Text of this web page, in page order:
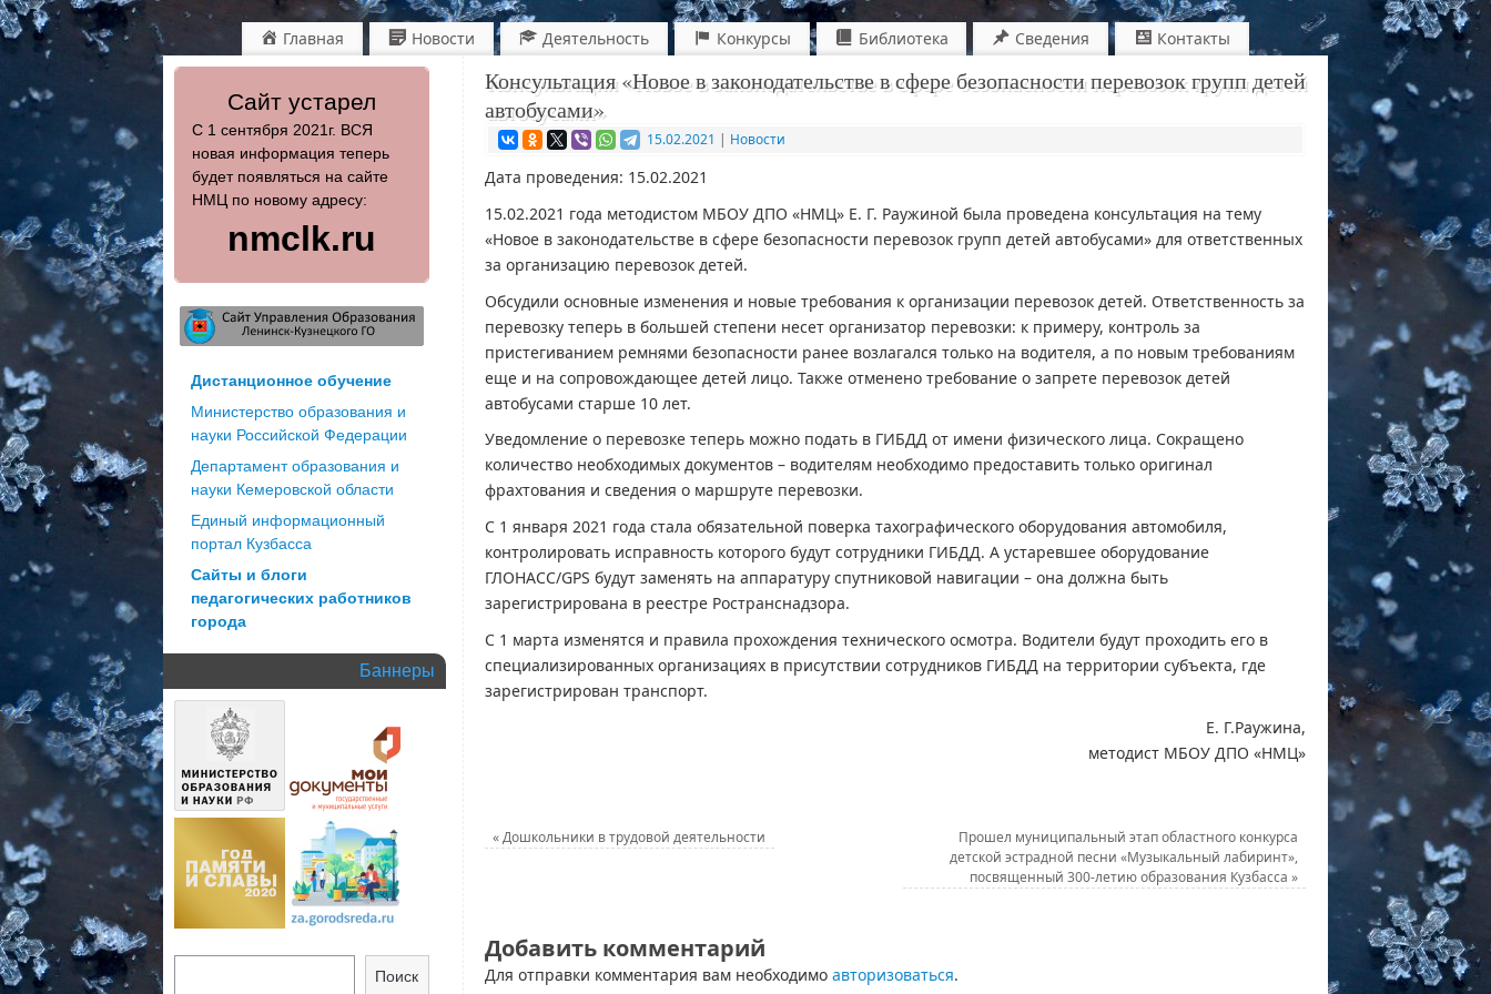
Главная Новости Деятельность Конкурсы Библиотека Сведения Контакты
Консультация «Новое в законодательстве в сфере безопасности перевозок групп детей
автобусами»
15.02.2021 | Новости
Дата проведения: 15.02.2021
15.02.2021 года методистом МБОУ ДПО «НМЦ» Е. Г. Раужиной была проведена консультация на тему
«Новое в законодательстве в сфере безопасности перевозок групп детей автобусами» для ответственных
за организацию перевозок детей.
Обсудили основные изменения и новые требования к организации перевозок детей. Ответственность за
перевозку теперь в большей степени несет организатор перевозки: к примеру, контроль за
пристегиванием ремнями безопасности ранее возлагался только на водителя, а по новым требованиям
еще и на сопровождающее детей лицо. Также отменено требование о запрете перевозок детей
автобусами старше 10 лет.
Уведомление о перевозке теперь можно подать в ГИБДД от имени физического лица. Сокращено
количество необходимых документов – водителям необходимо предоставить только оригинал
фрахтования и сведения о маршруте перевозки.
С 1 января 2021 года стала обязательной поверка тахографического оборудования автомобиля,
контролировать исправность которого будут сотрудники ГИБДД. А устаревшее оборудование
ГЛОНАСС/GPS будут заменять на аппаратуру спутниковой навигации – она должна быть
зарегистрирована в реестре Ространснадзора.
С 1 марта изменятся и правила прохождения технического осмотра. Водители будут проходить его в
специализированных организациях в присутствии сотрудников ГИБДД на территории субъекта, где
зарегистрирован транспорт.
Е. Г.Раужина,
методист МБОУ ДПО «НМЦ»
«Дошкольники в трудовой деятельности
Прошел муниципальный этап областного конкурса
детской эстрадной песни «Музыкальный лабиринт»,
посвященный 300-летию образования Кузбасса »
Добавить комментарий
Для отправки комментария вам необходимо авторизоваться.
Сайт устарел
С 1 сентября 2021г. ВСЯ
новая информация теперь
будет появляться на сайте
НМЦ по новому адресу:
nmclk.ru
Дистанционное обучение
Министерство образования и
науки Российской Федерации
Департамент образования и
науки Кемеровской области
Единый информационный
портал Кузбасса
Сайты и блоги
педагогических работников
города
Баннеры
Поиск